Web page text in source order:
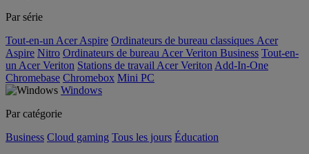
Par série
Tout-en-un Acer Aspire Ordinateurs de bureau classiques Acer
Aspire Nitro Ordinateurs de bureau Acer Veriton Business Tout-en-
un Acer Veriton Stations de travail Acer Veriton Add-In-One
Chromebase Chromebox Mini PC
Windows
Par catégorie
Business Cloud gaming Tous les jours Éducation